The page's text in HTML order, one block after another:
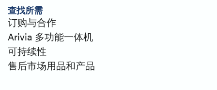
查找所需
订购与合作
Arivia 多功能一体机
可持续性
售后市场用品和产品